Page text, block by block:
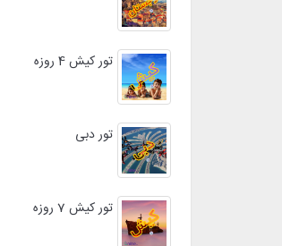
تور کیش 4 روزه
تور دبی
تور کیش 7 روزه